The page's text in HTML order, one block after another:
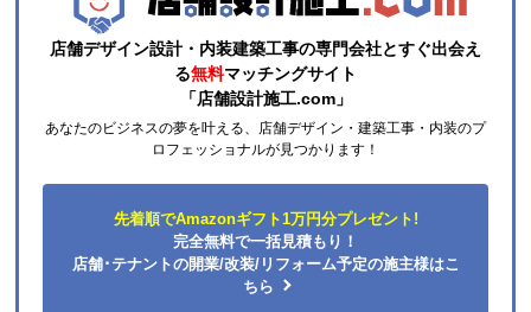
店舗デザイン設計・内装建築工事の専門会社とすぐ出会え
る無料マッチングサイト
「店舗設計施工.com」
あなたのビジネスの夢を叶える、店舗デザイン・建築工事・内装のプ
ロフェッショナルが見つかります！
先着順でAmazonギフト1万円分プレゼント!
完全無料で一括見積もり！
店舗･テナントの開業/改装/リフォーム予定の施主様はこ
ちら